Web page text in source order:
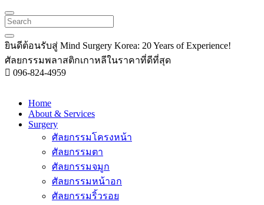
Search
ยินดีต้อนรับสู่ Mind Surgery Korea: 20 Years of Experience!
ศัลยกรรมพลาสติกเกาหลีในราคาที่ดีที่สุด
096-824-4959
Home
About & Services
Surgery
ศัลยกรรมโครงหน้า
ศัลยกรรมตา
ศัลยกรรมจมูก
ศัลยกรรมหน้าอก
ศัลยกรรมริ้วรอย